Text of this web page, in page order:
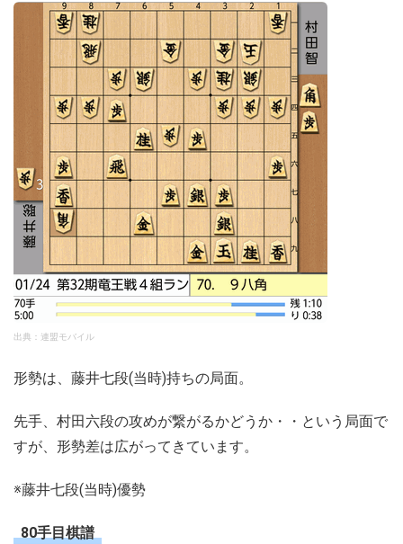
出典：連盟モバイル
形勢は、藤井七段(当時)持ちの局面。
先手、村田六段の攻めが繋がるかどうか・・という局面で
すが、形勢差は広がってきています。
※藤井七段(当時)優勢
80手目棋譜